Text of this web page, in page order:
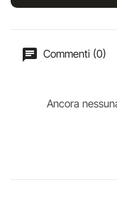
Commenti (0)
Ancora